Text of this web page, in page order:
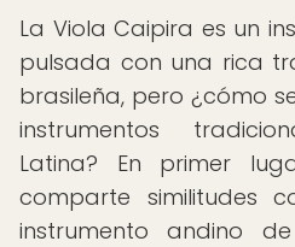
La Viola Caipira es un
pulsada con una rica
brasileña, pero ¿cómo
instrumentos
Latina? En primer
comparte similitudes
instrumento andino